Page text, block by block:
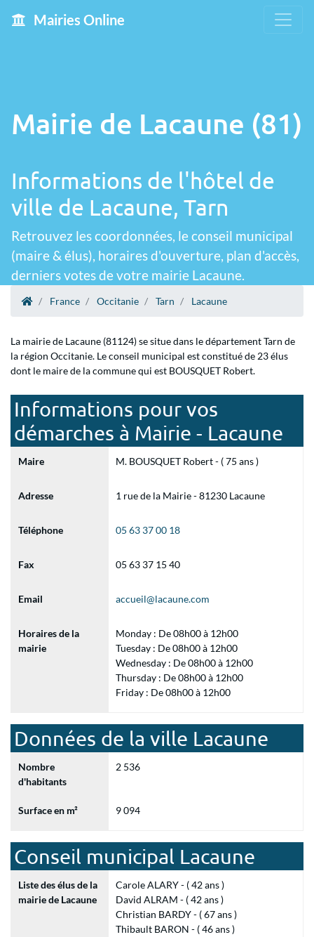
Mairies Online
Mairie de Lacaune (81)
Informations de l'hôtel de
ville de Lacaune, Tarn
Retrouvez les coordonnées, le conseil municipal
(maire & élus), horaires d'ouverture, plan d'accès,
derniers votes de votre mairie Lacaune.
France Occitanie Tarn Lacaune
La mairie de Lacaune (81124) se situe dans le département Tarn de
la région Occitanie. Le conseil municipal est constitué de 23 élus
dont le maire de la commune qui est BOUSQUET Robert.
Informations pour vos
démarches à Mairie - Lacaune
Maire M. BOUSQUET Robert - ( 75 ans )
Adresse 1 rue de la Mairie - 81230 Lacaune
Téléphone 05 63 37 00 18
Fax 05 63 37 15 40
Email accueil@lacaune.com
Horaires de la
mairie
Monday : De 08h00 à 12h00
Tuesday : De 08h00 à 12h00
Wednesday : De 08h00 à 12h00
Thursday : De 08h00 à 12h00
Friday : De 08h00 à 12h00
Données de la ville Lacaune
Nombre
d'habitants
2 536
Surface en m² 9 094
Conseil municipal Lacaune
Liste des élus de la
mairie de Lacaune
Carole ALARY - ( 42 ans )
David ALRAM - ( 42 ans )
Christian BARDY - ( 67 ans )
Thibault BARON - ( 46 ans )